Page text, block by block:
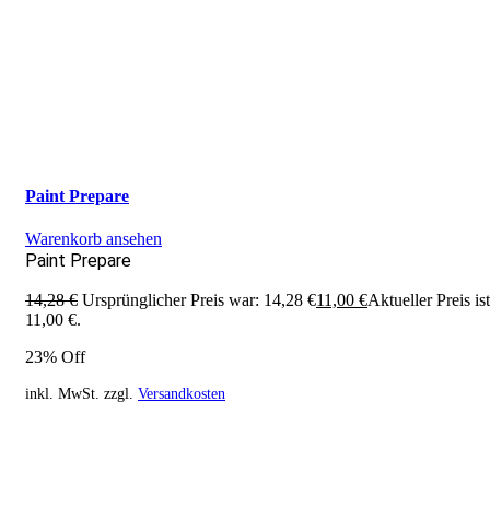
Paint Prepare
Warenkorb ansehen
Paint Prepare
14,28€ Ursprünglicher Preis war: 14,28 €11,00 €Aktueller Preis
11,00 €.
23% Off
inkl. MwSt. zzgl. Versandkosten